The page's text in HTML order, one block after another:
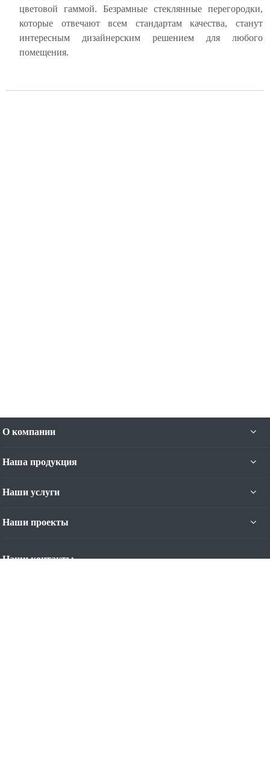
цветовой гаммой. Безрамные стеклянные перегородки,
которые отвечают всем стандартам качества, станут
интересным дизайнерским решением для любого
помещения.
О компании
Наша продукция
Наши услуги
Наши проекты
Наши контакты